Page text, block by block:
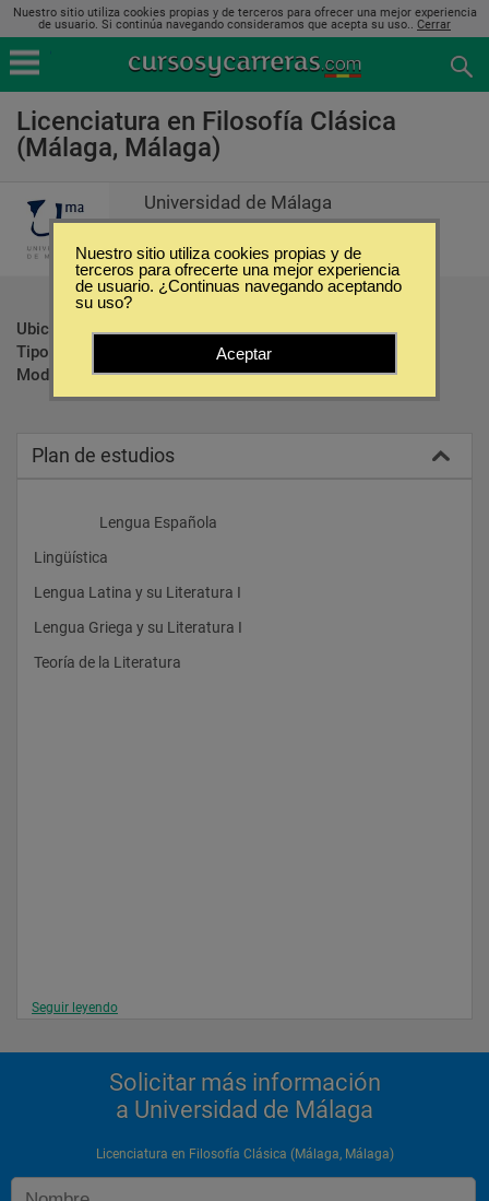
Nuestro sitio utiliza cookies propias y de terceros para ofrecer una mejor experiencia
de usuario. Si continúa navegando consideramos que acepta su uso.. Cerrar
Licenciatura en Filosofía Clásica
(Málaga, Málaga)
Universidad de Málaga
Ubicación:
Málaga - Málaga
Tipo:
Carreras Universitarias
Modalidad:
Presencial
Plan de estudios
                    Lengua Española
Lingüística
Lengua Latina y su Literatura I
Lengua Griega y su Literatura I
Teoría de la Literatura
Seguir leyendo
Solicitar más información
a Universidad de Málaga
Licenciatura en Filosofía Clásica (Málaga, Málaga)
Nuestro sitio utiliza cookies propias y de
terceros para ofrecerte una mejor experiencia
de usuario. ¿Continuas navegando aceptando
su uso?
Aceptar